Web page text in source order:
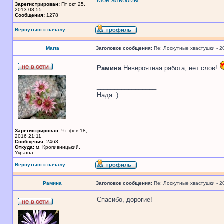
Зарегистрирован: Пт окт 25,
2013 08:55
Сообщения: 1278
Вернуться к началу
Marta Заголовок сообщения: Re: Лоскутные хвастушки -
Зарегистрирован: Чт фев 18,
2016 21:11
Сообщения: 2463
Откуда: м. Кропивницький,
Україна
РаминаНевероятная работа, нет слов!
Надя :)
Вернуться к началу
Рамина Заголовок сообщения: Re: Лоскутные хвастушки -
Спасибо, дорогие!